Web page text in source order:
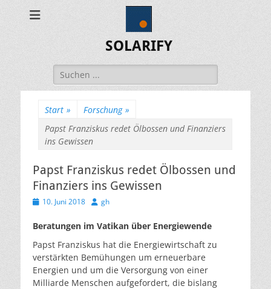
SOLARIFY
Suchen
nach:
Start » Forschung »
Papst Franziskus redet Ölbossen und Finanziers
ins Gewissen
Papst Franziskus redet Ölbossen und
Finanziers ins Gewissen
Veröffentlicht
10. Juni 2018 Autor
gh
Beratungen im Vatikan über Energiewende
Papst Franziskus hat die Energiewirtschaft zu
verstärkten Bemühungen um erneuerbare
Energien und um die Versorgung von einer
Milliarde Menschen aufgefordert, die bislang